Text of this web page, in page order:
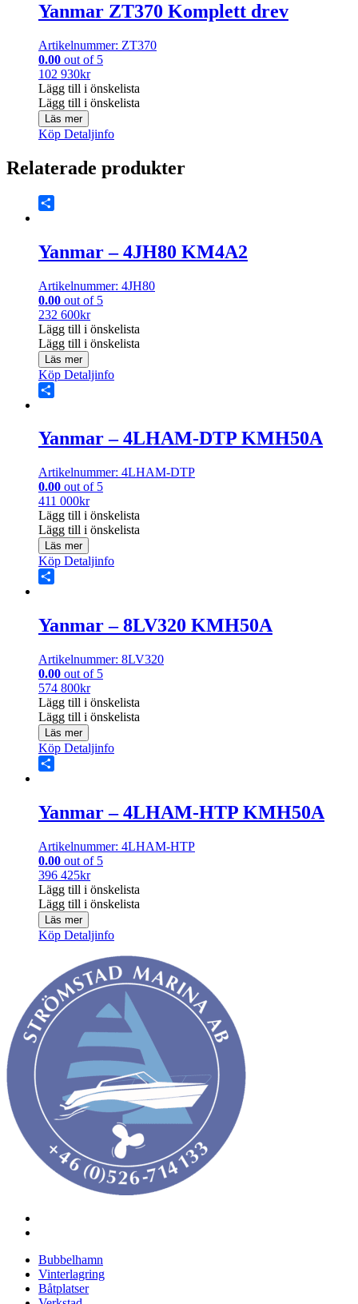
Yanmar ZT370 Komplett drev
Artikelnummer: ZT370
0.00 out of 5
102 930kr
Lägg till i önskelista
Lägg till i önskelista
Läs mer
Köp Detaljinfo
Relaterade produkter
Yanmar – 4JH80 KM4A2
Artikelnummer: 4JH80
0.00 out of 5
232 600kr
Lägg till i önskelista
Lägg till i önskelista
Läs mer
Köp Detaljinfo
Yanmar – 4LHAM-DTP KMH50A
Artikelnummer: 4LHAM-DTP
0.00 out of 5
411 000kr
Lägg till i önskelista
Lägg till i önskelista
Läs mer
Köp Detaljinfo
Yanmar – 8LV320 KMH50A
Artikelnummer: 8LV320
0.00 out of 5
574 800kr
Lägg till i önskelista
Lägg till i önskelista
Läs mer
Köp Detaljinfo
Yanmar – 4LHAM-HTP KMH50A
Artikelnummer: 4LHAM-HTP
0.00 out of 5
396 425kr
Lägg till i önskelista
Lägg till i önskelista
Läs mer
Köp Detaljinfo
Bubbelhamn
Vinterlagring
Båtplatser